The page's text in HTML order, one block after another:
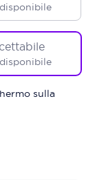
sulla